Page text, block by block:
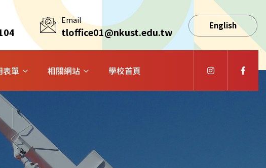
Email
tloffice01@nkust.edu.tw
English
表單 相關網站 學校首頁